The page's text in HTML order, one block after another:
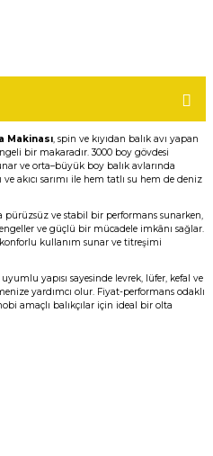
Makinası, spin ve kıyıdan balık avı yapan
bir makaradır. 3000 boy gövdesi
ve orta–büyük boy balık avlarında
akıcı sarımı ile hem tatlı su hem de deniz
pürüzsüz ve stabil bir performans sunarken,
ve güçlü bir mücadele imkânı sağlar.
kullanım sunar ve titreşimi
yapısı sayesinde levrek, lüfer, kefal ve
yardımcı olur. Fiyat-performans odaklı
amaçlı balıkçılar için ideal bir olta